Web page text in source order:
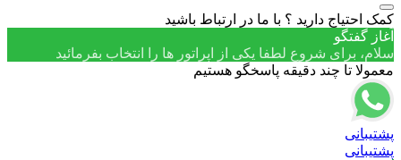
کمک احتیاج دارید ؟ با ما در ارتباط باشید
آغاز گفتگو
سلام، برای شروع لطفا یکی از اپراتور ها را انتخاب بفرمائید
معمولا تا چند دقیقه پاسخگو هستیم
پشتیبانی
پشتیبانی